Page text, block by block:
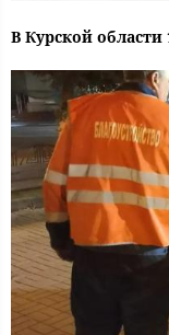
В Курской